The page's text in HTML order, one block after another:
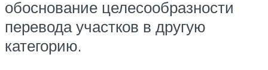
обоснование целесообразности
перевода участков в другую
категорию.